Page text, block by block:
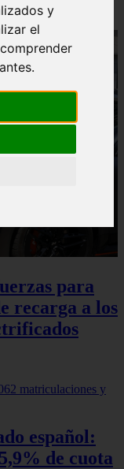
y
el
para
recarga a los
español:
de cuota